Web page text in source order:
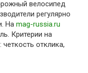
велосипед
регулярно
На mag-russia.ru
Критерии на
отклика,